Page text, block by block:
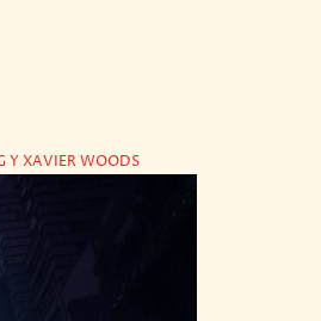
Y XAVIER WOODS